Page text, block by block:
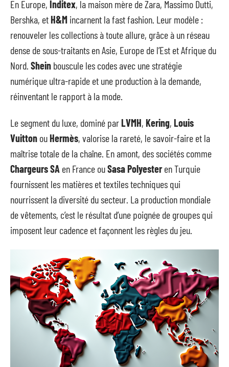
En Europe, Inditex, la maison mère de Zara, Massimo Dutti,
Bershka, etH&M incarnent la fast fashion. Leur modèle :
renouveler les collections à toute allure, grâce à un réseau
dense de sous-traitants en Asie, Europe de l’Est et Afrique du
Nord. Shein bouscule les codes avec une stratégie
numérique ultra-rapide et une production à la demande,
réinventant le rapport à la mode.
Le segment du luxe, dominé parLVMH, Kering, Louis
Vuitton ouHermès, valorise la rareté, le savoir-faire et la
maîtrise totale de la chaîne. En amont, des sociétés comme
Chargeurs SA en France ouSasa Polyesteren Turquie
fournissent les matières et textiles techniques qui
nourrissent la diversité du secteur. La production mondiale
de vêtements, c’est le résultat d’une poignée de groupes qui
imposent leur cadence et façonnent les règles du jeu.